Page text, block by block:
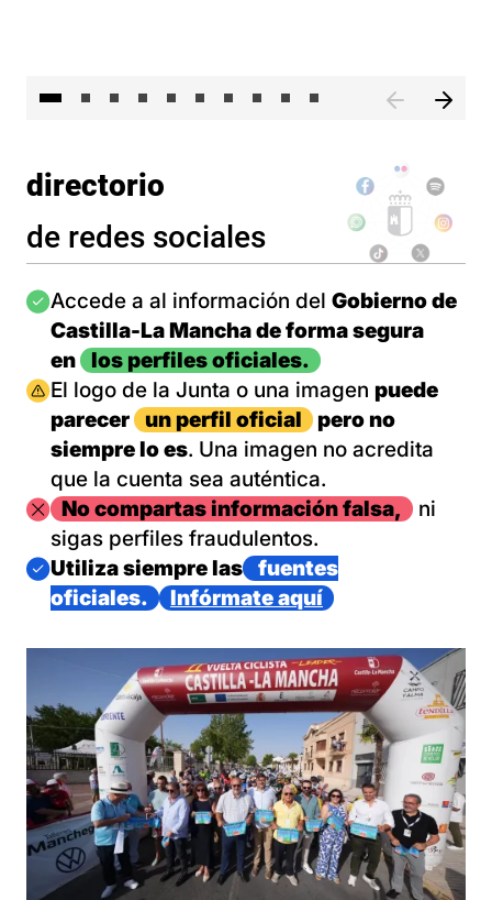
directorio
de redes sociales
Imagen
Accede a al información del Gobierno de
Castilla-La Mancha de forma segura
en
los perfiles oficiales.
Imagen
El logo de la Junta o una imagen puede
parecer
un perfil oficial
pero no
siempre lo es. Una imagen no acredita
que la cuenta sea auténtica.
ImagenNo compartas información falsa,
ni
sigas perfiles fraudulentos.
Imagen
Utiliza siempre las
fuentes
oficiales.
Infórmate aquí